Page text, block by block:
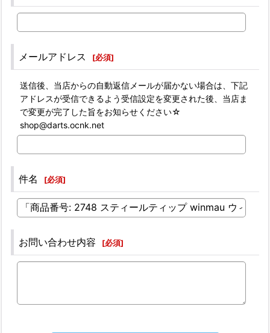
メールアドレス [必須]
送信後、当店からの自動返信メールが届かない場合は、下記
アドレスが受信できるよう受信設定を変更された後、当店ま
で変更が完了した旨をお知らせください☆
shop@darts.ocnk.net
件名 [必須]
お問い合わせ内容 [必須]